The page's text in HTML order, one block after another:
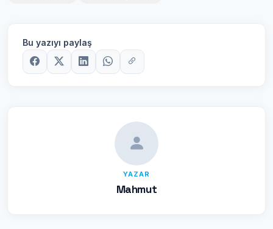
Bu yazıyı paylaş
YAZAR
Mahmut